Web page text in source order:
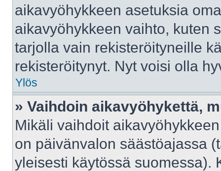
aikavyöhykkeen asetuksia
aikavyöhykkeen vaihto, kuten
tarjolla vain rekisteröityneille
rekisteröitynyt. Nyt voisi olla
Ylös
» Vaihdoin aikavyöhykettä,
Mikäli vaihdoit
on päivänvalon säästöajassa
yleisesti käytössä suomessa).